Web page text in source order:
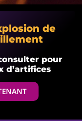
de
pour
d’artifices